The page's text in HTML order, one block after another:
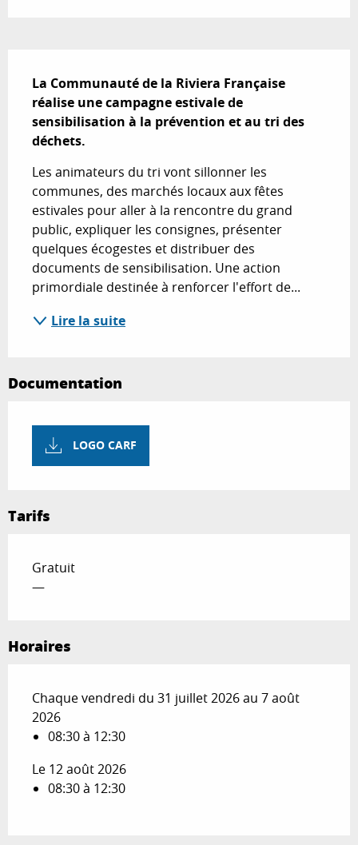
La Communauté de la Riviera Française
réalise une campagne estivale de
sensibilisation à la prévention et au tri des
déchets.
Les animateurs du tri vont sillonner les
communes, des marchés locaux aux fêtes
estivales pour aller à la rencontre du grand
public, expliquer les consignes, présenter
quelques écogestes et distribuer des
documents de sensibilisation. Une action
primordiale destinée à renforcer l'effort de...
Lire la suite
Documentation
LOGO CARF
Tarifs
Gratuit
—
Horaires
Chaque vendredi du 31 juillet 2026 au 7 août
2026
08:30 à 12:30
Le 12 août 2026
08:30 à 12:30